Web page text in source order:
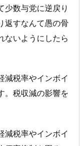
少数与党に逆戻り
返すなんて愚の骨
ないようにしたら
減税率やインボイ
。税収減の影響を
減税率やインボイ